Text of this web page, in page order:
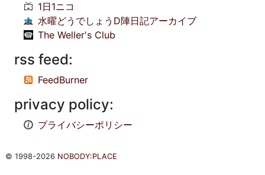
1日1ニコ
水曜どうでしょうD陣日記アーカイブ
The Weller's Club
rss feed:
FeedBurner
privacy policy:
プライバシーポリシー
© 1998-2026 NOBODY:PLACE